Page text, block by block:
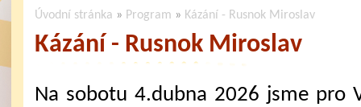
Úvodní stránka » Program » Kázání - Rusnok Miroslav
Kázání - Rusnok Miroslav
Na sobotu 4.dubna 2026 jsme pro